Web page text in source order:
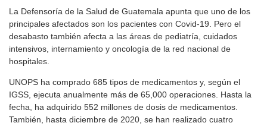
La Defensoría de la Salud de Guatemala apunta que uno de los
principales afectados son los pacientes con Covid-19. Pero el
desabasto también afecta a las áreas de pediatría, cuidados
intensivos, internamiento y oncología de la red nacional de
hospitales.
UNOPS ha comprado 685 tipos de medicamentos y, según el
IGSS, ejecuta anualmente más de 65,000 operaciones. Hasta la
fecha, ha adquirido 552 millones de dosis de medicamentos.
También, hasta diciembre de 2020, se han realizado cuatro